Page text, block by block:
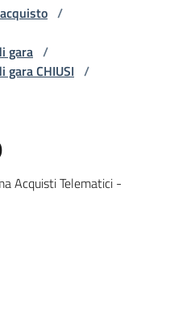
/
gara /
CHIUSI /
Acquisti Telematici -